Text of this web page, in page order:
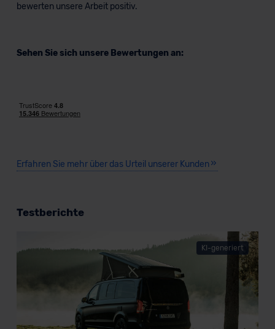
bewerten unsere Arbeit positiv.
Sehen Sie sich unsere Bewertungen an:
Erfahren Sie mehr über das Urteil unserer Kunden
Testberichte
KI-generiert